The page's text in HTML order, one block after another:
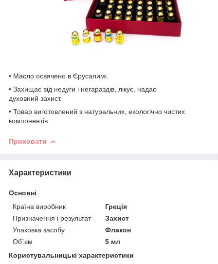
• Масло освячено в Єрусалимі.
• Захищає від недуги і негараздів, лікує, надає
духовний захист.
• Товар виготовлений з натуральних, екологічно чистих
компонентів.
Приховати
Характеристики
Основні
Країна виробник
Греція
Призначення і результат
Захист
Упаковка засобу
Флакон
Об`єм
5 мл
Користувальницькі характеристики